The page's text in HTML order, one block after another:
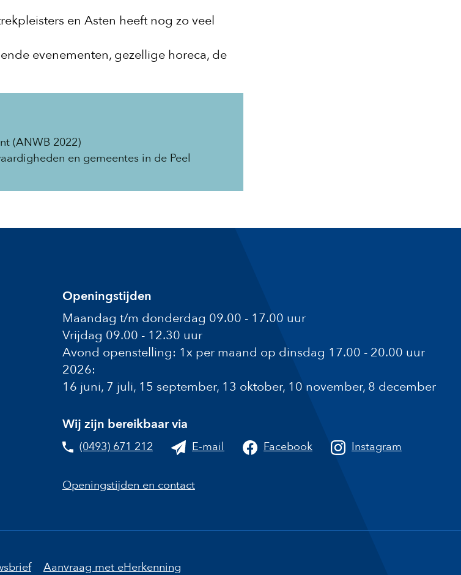
en Asten heeft nog zo veel
evenementen, gezellige horeca, de
(ANWB 2022)
en gemeentes in de Peel
Openingstijden
Maandag t/m donderdag 09.00 - 17.00 uur
Vrijdag 09.00 - 12.30 uur
Avond openstelling: 1x per maand op dinsdag 17.00 - 20.00 uur
2026:
16 juni, 7 juli, 15 september, 13 oktober, 10 november, 8 december
Wij zijn bereikbaar via
(0493) 671 212 E-mail Facebook Instagram
Openingstijden en contact
Aanvraag met eHerkenning